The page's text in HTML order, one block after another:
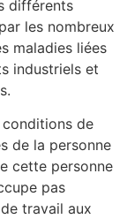
différents
les nombreux
maladies liées
industriels et
de
de la personne
cette personne
pas
travail aux